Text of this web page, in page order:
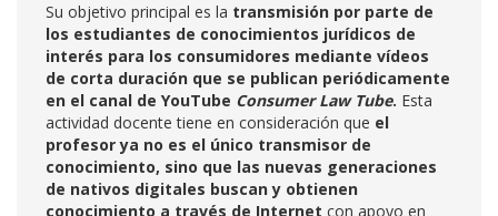
Su objetivo principal es la transmisión por parte de
los estudiantes de conocimientos jurídicos de
interés para los consumidores mediante vídeos
de corta duración que se publican periódicamente
en el canal de YouTube Consumer Law Tube. Esta
actividad docente tiene en consideración que el
profesor ya no es el único transmisor de
conocimiento, sino que las nuevas generaciones
de nativos digitales buscan y obtienen
conocimiento a través de Internet con apoyo en